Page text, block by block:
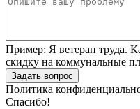
Пример: Я ветеран труда.
скидку на коммунальные
Задать вопрос
Политика
Спасибо!